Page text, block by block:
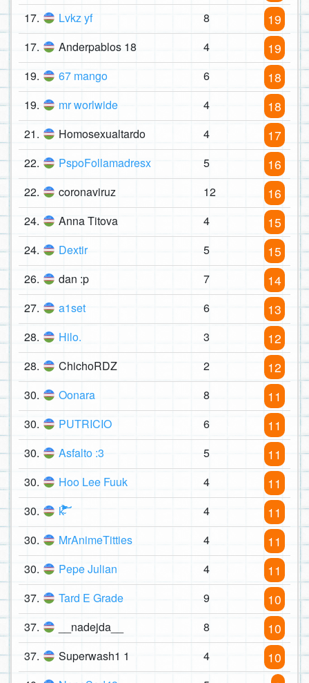
17. Lvkz yf 8 19
17. Anderpablos 18 4 19
19. 67 mango 6 18
19. mr worlwide 4 18
21. Homosexualtardo 4 17
22. PspoFollamadresx 5 16
22. coronaviruz 12 16
24. Anna Titova 4 15
24. Dextir 5 15
26. dan :p 7 14
27. a1set 6 13
28. Hilo. 3 12
28. ChichoRDZ 2 12
30. Oonara 8 11
30. PUTRICIO 6 11
30. Asfalto :3 5 11
30. Hoo Lee Fuuk 4 11
30. k̴͐̄̓̈́̽̐͑̇̌͂͊̆̑̅͗́̉̈́͋̾͘͠͝ 4 11
30. MrAnimeTitties 4 11
30. Pepe Julian 4 11
37. Tard E Grade 9 10
37. __nadejda__ 8 10
37. Superwash1 1 4 10